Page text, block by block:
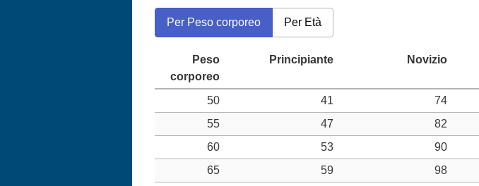
Per Peso corporeo Per Età
50 41 74
55
47 82
60
53 90
65
59 98